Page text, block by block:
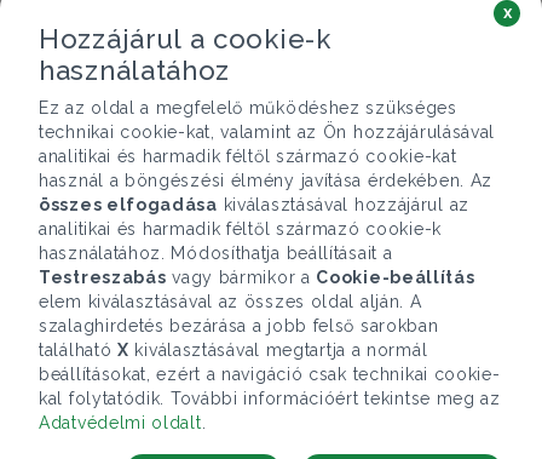
Hozzájárul a cookie-k
használatához
Ez az oldal a megfelelő működéshez szükséges
technikai cookie-kat, valamint az Ön hozzájárulásával
analitikai és harmadik féltől származó cookie-kat
használ a böngészési élmény javítása érdekében. Az
összes elfogadása kiválasztásával hozzájárul az
analitikai és harmadik féltől származó cookie-k
használatához. Módosíthatja beállításait a
Testreszabás vagy bármikor a Cookie-beállítás
elem kiválasztásával az összes oldal alján. A
szalaghirdetés bezárása a jobb felső sarokban
található X kiválasztásával megtartja a normál
beállításokat, ezért a navigáció csak technikai cookie-
kal folytatódik. További információért tekintse meg az
Adatvédelmi oldalt
x